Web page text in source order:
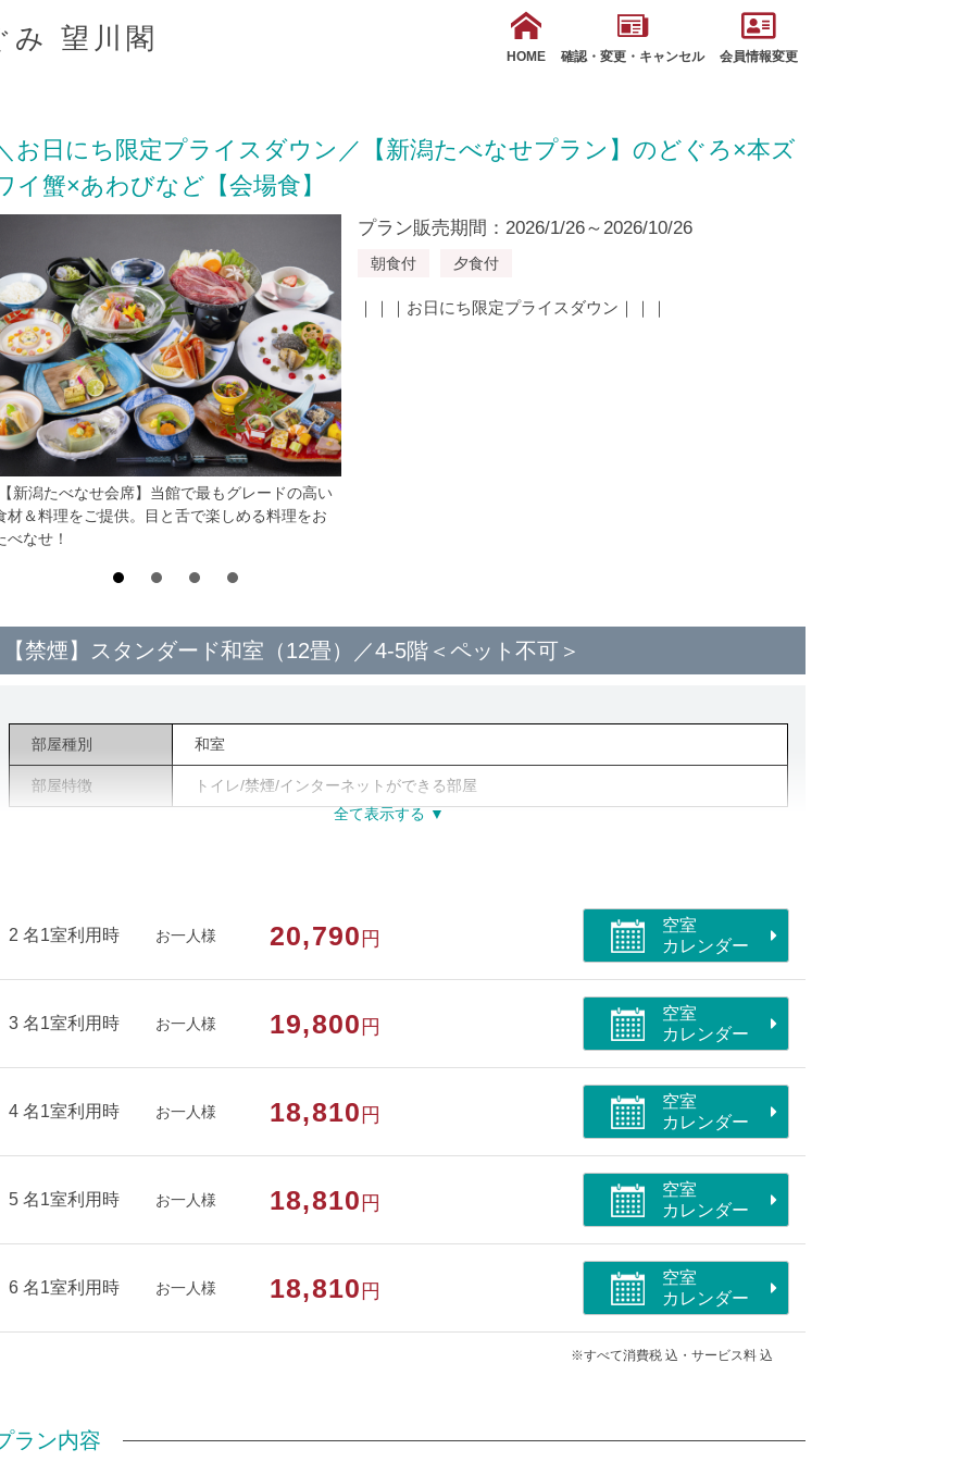
み 望川閣
HOME 確認・変更・キャンセル 会員情報変更
お日にち限定プライスダウン／【新潟たべなせプラン】のどぐろ×本ズ
イ蟹×あわびなど【会場食】
新潟たべなせ会席】当館で最もグレードの高い
材＆料理をご提供。目と舌で楽しめる料理をお
べなせ！
プラン販売期間：2026/1/26～2026/10/26
朝食付 夕食付
｜｜｜お日にち限定プライスダウン｜｜｜
【禁煙】スタンダード和室（12畳）／4-5階＜ペット不可＞
部屋種別 和室
部屋特徴 トイレ/禁煙/インターネットができる部屋
2 名1室利用時 お一人様 20,790 円
空室
カレンダー
3 名1室利用時 お一人様 19,800 円
空室
カレンダー
4 名1室利用時 お一人様 18,810 円
空室
カレンダー
5 名1室利用時 お一人様 18,810 円
空室
カレンダー
6 名1室利用時 お一人様 18,810 円
空室
カレンダー
※すべて消費税 込・サービス料 込
ラン内容